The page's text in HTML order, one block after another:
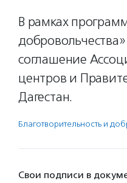
В рамках
соглашение
центров и
Дагестан.
Благотвори­тель­ность и
Свои подписи в